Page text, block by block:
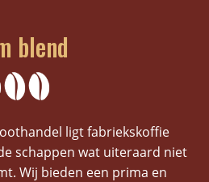
blend
ligt fabriekskoffie
schappen wat uiteraard niet
Wij bieden een prima en